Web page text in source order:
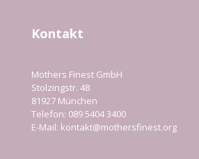
Kontakt
Mothers Finest GmbH
Stolzingstr. 48
81927 München
Telefon: 089 5404 3400
E-Mail: kontakt@mothersfinest.org